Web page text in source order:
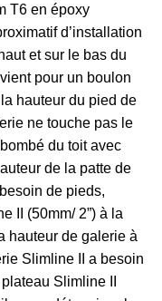
T6 en époxy
d’installation
et sur le bas du
pour un boulon
hauteur du pied de
ne touche pas le
du toit avec
de la patte de
de pieds,
II (50mm/ 2”) à la
hauteur de galerie à
Slimline II a besoin
Slimline II